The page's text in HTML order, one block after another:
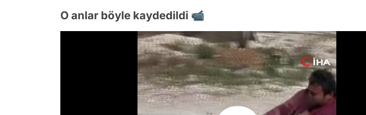
O anlar böyle kaydedildi 📹